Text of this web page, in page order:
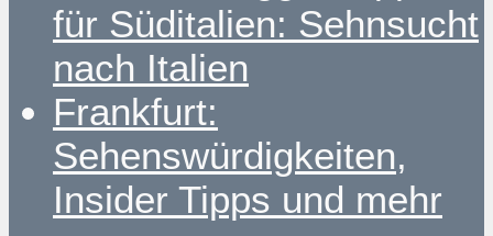
für Süditalien: Sehnsucht
nach Italien
Frankfurt:
Sehenswürdigkeiten,
Insider Tipps und mehr